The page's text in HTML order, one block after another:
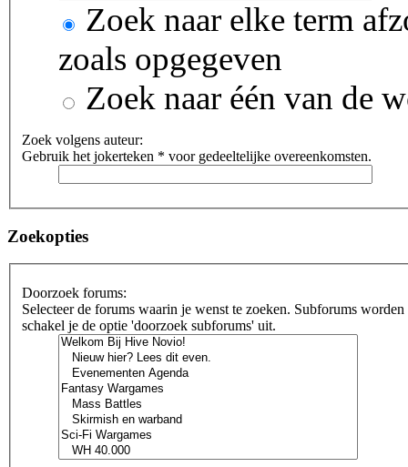
Zoek naar elke term
zoals opgegeven
Zoek naar één van de
Zoek volgens auteur:
Gebruik het jokerteken * voor gedeeltelijke overeenkomsten.
Zoekopties
Doorzoek forums:
Selecteer de forums waarin je wenst te zoeken. Subforums
schakel je de optie 'doorzoek subforums' uit.